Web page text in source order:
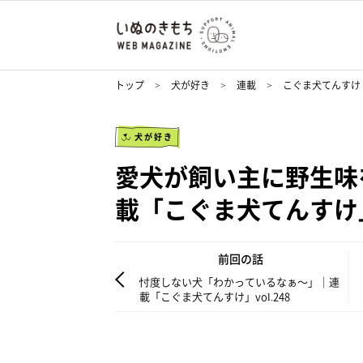
トップ 犬が好き 連載 こぐま犬てんすけ
犬が好き
愛犬が飼い主に野生
載「こぐま犬てんす
前回の話
忖度しない犬「わかっているなぁ～」｜連
載「こぐま犬てんすけ」vol.248